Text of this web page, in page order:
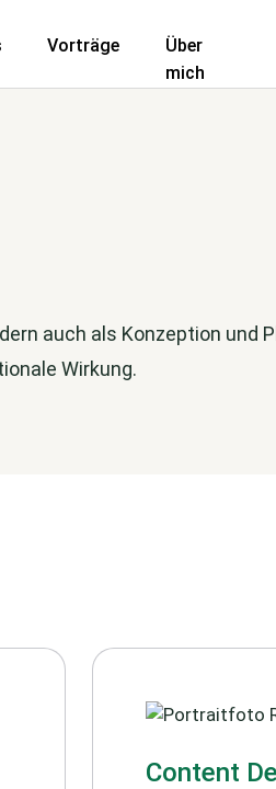
Vorträge
Über
mich
auch als Konzeption und
Wirkung.
Content